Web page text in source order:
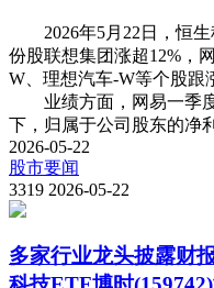
2026年5月22日，恒生
份股联想集团涨超12%，
W、理想汽车-W等个股跟
业绩方面，网易一季度
下，归属于公司股东的净
2026-05-22
股市要闻
3319 2026-05-22
多家行业龙头披露财